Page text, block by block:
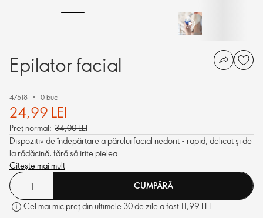
Epilator facial
47518 0 buc
24,99 LEI
Preț normal: 34,00 LEI
Dispozitiv de îndepărtare a părului facial nedorit - rapid, delicat şi de
la rădăcină, fără să irite pielea.
Citește mai mult
CUMPĂRĂ
Cel mai mic preț din ultimele 30 de zile a fost 11,99 LEI